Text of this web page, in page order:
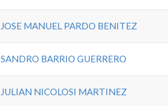
JOSE MANUEL PARDO BENITEZ
SANDRO BARRIO GUERRERO
JULIAN NICOLOSI MARTINEZ